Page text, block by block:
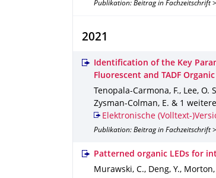
Publikation: Beitrag in Fachzeitschrift
2021
Identification of the Key
Fluorescent and TADF
Tenopala-Carmona, F., Lee,
Zysman-Colman, E. & 1 weitere
Elektronische (Volltext-
Publikation: Beitrag in Fachzeitschrift
Patterned organic LEDs for
Murawski, C., Deng, Y.,